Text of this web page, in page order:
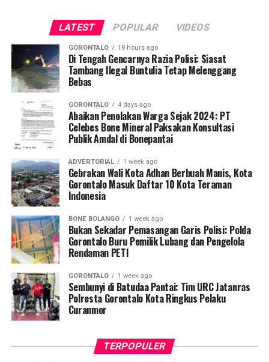
Saat diinterogasi, keempatnya dipastikan tidak mampu
menunjukkan dokumen dispensasi atau surat izin keluar
kantor.
Operasi penyisiran bergerak mobile menyasar sejumlah
titik vital yang kerap menjadi pusat keramaian dan
perbelanjaan. Di antaranya Citimall Gorontalo,
Indogrosir, pusat perbelanjaan alat tulis Toko Ira dan
Toko Mufida, hingga beberapa rumah makan strategis di
seputaran Kota Gorontalo.
Kepala Satpol PP Kota Gorontalo Marwan Saleh
menegaskan, operasi perdana di awal pekan ini
Gorontalo guna memperketat pengawasan internal
terhadap perilaku ASN dan PPPK.
“Sesuai perintah harian Bapak Wali Kota, razia
penegakan disiplin ini akan kami gelar secara rutin dan
acak. Setiap pegawai, baik ASN maupun PPPK, yang
kedapatan berkeliaran di luar instansi saat jam kerja
tanpa melampirkan surat izin tertulis, akan langsung
kami amankan dan tertibkan ke Mako Satpol PP Kota
Gorontalo,” tegas Marwan Saleh.
LATEST POPULAR VIDEOS
GORONTALO 18 hours ago
Di Tengah Gencarnya Razia Polisi: Siasat
Tambang Ilegal Buntulia Tetap Melenggang
Bebas
GORONTALO 4 days ago
Abaikan Penolakan Warga Sejak 2024: PT
Celebes Bone Mineral Paksakan Konsultasi
Publik Amdal di Bonepantai
ADVERTORIAL 1 week ago
Gebrakan Wali Kota Adhan Berbuah Manis, Kota
Gorontalo Masuk Daftar 10 Kota Teraman
Indonesia
BONE BOLANGO 1 week ago
Bukan Sekadar Pemasangan Garis Polisi: Polda
Gorontalo Buru Pemilik Lubang dan Pengelola
Rendaman PETI
GORONTALO 1 week ago
Sembunyi di Batudaa Pantai: Tim URC Jatanras
Polresta Gorontalo Kota Ringkus Pelaku
Curanmor
TERPOPULER